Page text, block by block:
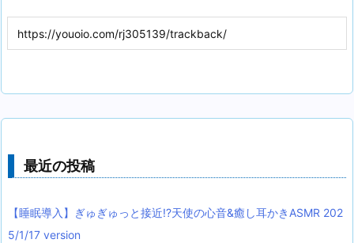
最近の投稿
【睡眠導入】ぎゅぎゅっと接近!?天使の心音&癒し耳かきASMR 202
5/1/17 version